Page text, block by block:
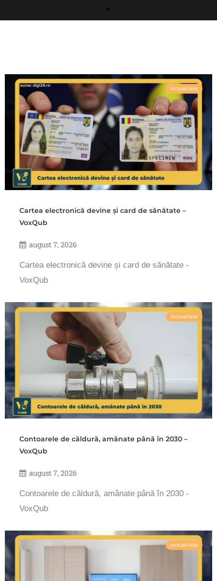
Actualitate
Cartea electronică devine și card de sănătate –
VoxQub
august 7, 2026
Cartea electronică devine și card de sănătate -
VoxQub
Actualitate
Contoarele de căldură, amânate până în 2030 –
VoxQub
august 7, 2026
Contoarele de căldură, amânate până în 2030 -
VoxQub
Actualitate